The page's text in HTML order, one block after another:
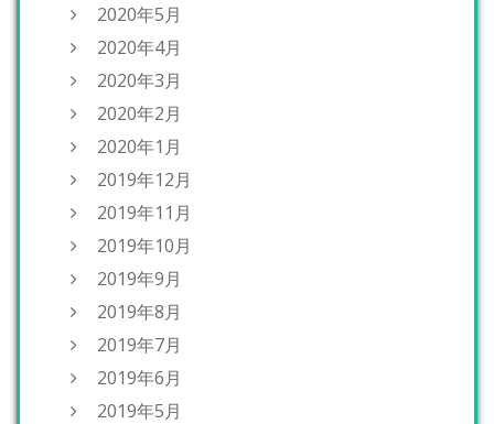
2020年5月
2020年4月
2020年3月
2020年2月
2020年1月
2019年12月
2019年11月
2019年10月
2019年9月
2019年8月
2019年7月
2019年6月
2019年5月